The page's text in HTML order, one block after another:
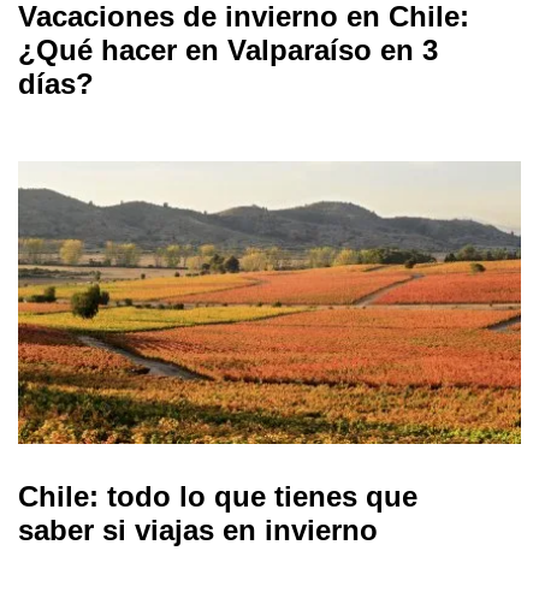
Vacaciones de invierno en Chile:
¿Qué hacer en Valparaíso en 3
días?
Chile: todo lo que tienes que
saber si viajas en invierno